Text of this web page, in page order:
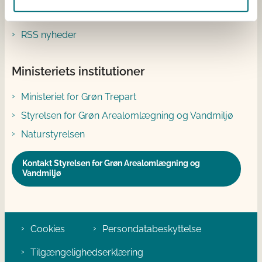
RSS nyheder
Ministeriets institutioner
Ministeriet for Grøn Trepart
Styrelsen for Grøn Arealomlægning og Vandmiljø
Naturstyrelsen
Kontakt Styrelsen for Grøn Arealomlægning og
Vandmiljø
Cookies Persondatabeskyttelse
Tilgængelighedserklæring